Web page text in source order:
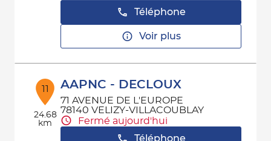
Téléphone
Voir plus
11
24.68
km
AAPNC - DECLOUX
71 AVENUE DE L'EUROPE
78140 VELIZY-VILLACOUBLAY
Fermé aujourd'hui
Téléphone